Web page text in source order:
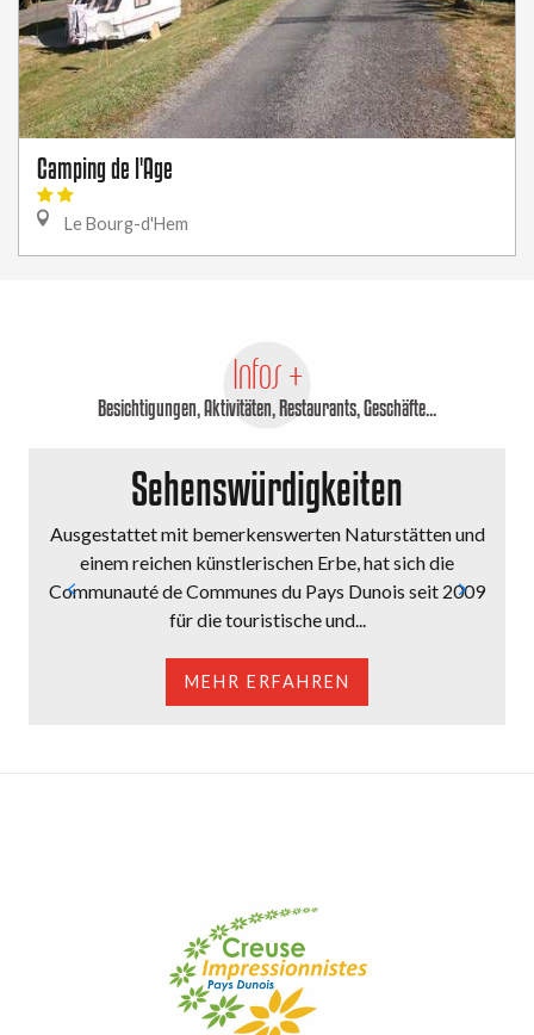
Camping de l'Age
Le Bourg-d'Hem
Infos +
Besichtigungen, Aktivitäten, Restaurants, Geschäfte...
Sehenswürdigkeiten
Ausgestattet mit bemerkenswerten Naturstätten und
einem reichen künstlerischen Erbe, hat sich die
Communauté de Communes du Pays Dunois seit 2009
für die touristische und...
MEHR ERFAHREN